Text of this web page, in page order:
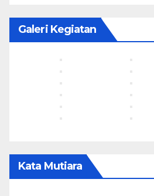
Galeri Kegiatan
Kata Mutiara